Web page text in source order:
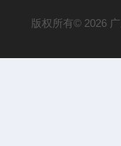
版权所有© 2026